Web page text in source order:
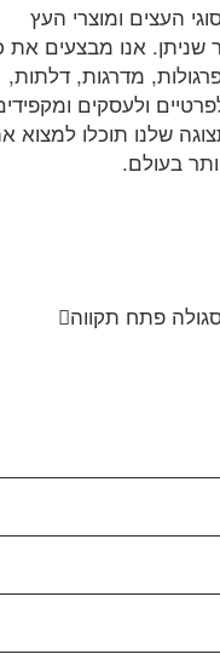
העצים ומוצרי העץ
שניתן. אנו מבצעים את
מדרגות, דלתות,
ולעסקים
שלנו תוכלו למצוא
בעולם.